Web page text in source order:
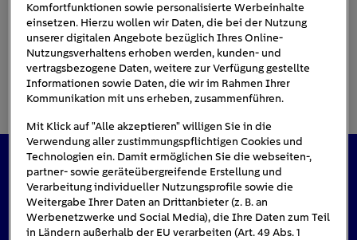
Das könnte Sie auch interessieren
Komfortfunktionen sowie personalisierte Werbeinhalte
einsetzen. Hierzu wollen wir Daten, die bei der Nutzung
unserer digitalen Angebote bezüglich Ihres Online-
Nutzungsverhaltens erhoben werden, kunden- und
vertragsbezogene Daten, weitere zur Verfügung gestellte
Informationen sowie Daten, die wir im Rahmen Ihrer
Kommunikation mit uns erheben, zusammenführen.
Mit Klick auf "Alle akzeptieren" willigen Sie in die
Verwendung aller zustimmungspflichtigen Cookies und
Technologien ein. Damit ermöglichen Sie die webseiten-,
partner- sowie geräteübergreifende Erstellung und
Verarbeitung individueller Nutzungsprofile sowie die
Weitergabe Ihrer Daten an Drittanbieter (z. B. an
Werbenetzwerke und Social Media), die Ihre Daten zum Teil
in Ländern außerhalb der EU verarbeiten (Art. 49 Abs. 1